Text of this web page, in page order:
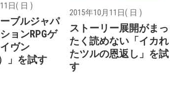
日( 日 )
ブルジャパ
ョンRPGゲ
ヴン
）」を試す
2015年10月11日( 日 )
ストーリー展開がまっ
たく読めない「イカれ
たツルの恩返し」を試
す